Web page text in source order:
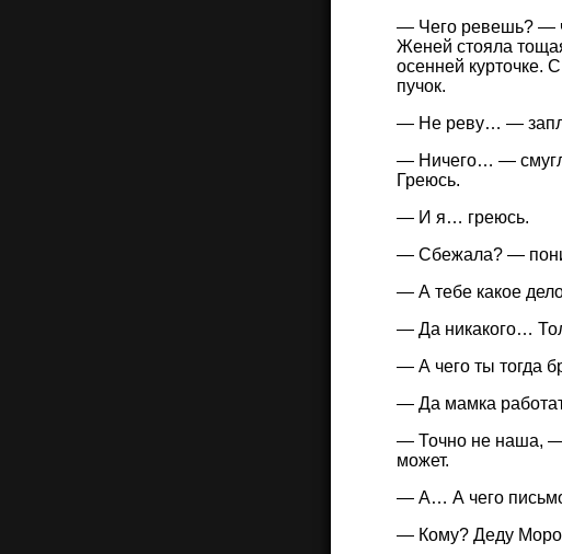
— Чего ревешь? —
Женей стояла
осенней курточке.
пучок.
— Не реву… —
— Ничего… —
Греюсь.
— И я… греюсь.
— Сбежала? —
— А тебе какое
— Да никакого…
— А чего ты тогда
— Да мамка
— Точно не наша, —
может.
— А… А чего
— Кому? Деду